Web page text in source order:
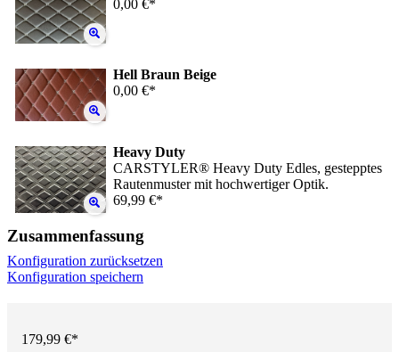
0,00 €*
Hell Braun Beige
0,00 €*
Heavy Duty
CARSTYLER® Heavy Duty Edles, gestepptes
Rautenmuster mit hochwertiger Optik.
69,99 €*
Zusammenfassung
Konfiguration zurücksetzen
Konfiguration speichern
179,99 €*